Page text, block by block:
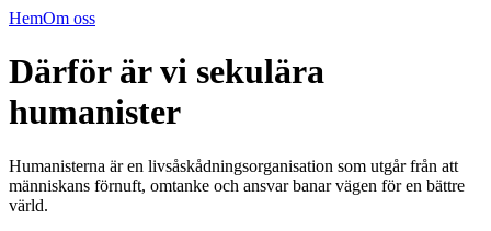
HemOm oss
Därför är vi sekulära
humanister
Humanisterna är en livsåskådningsorganisation som utgår från att
människans förnuft, omtanke och ansvar banar vägen för en bättre
värld.